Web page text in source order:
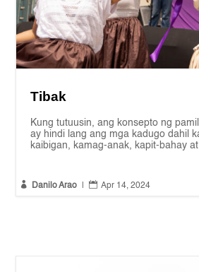
Tibak
Kung tutuusin, ang konsepto ng
ay hindi lang ang mga kadugo dahil
kaibigan, kamag-anak, kapit-bahay
 Danilo Arao  Apr 14, 2024